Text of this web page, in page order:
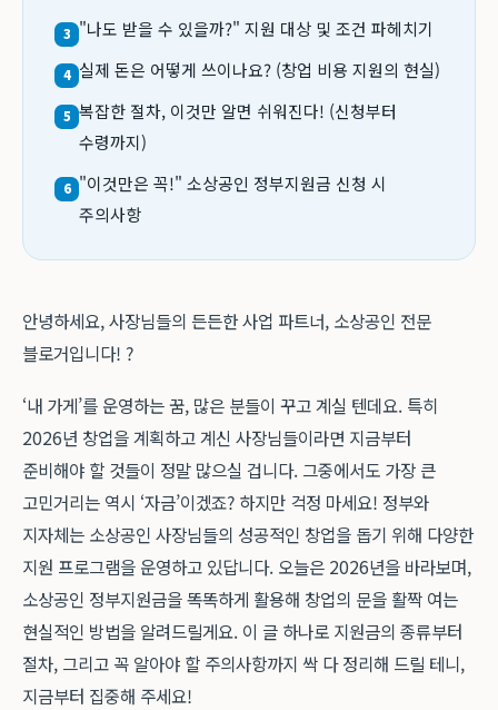
3 "나도 받을 수 있을까?" 지원 대상 및 조건 파헤치기
4 실제 돈은 어떻게 쓰이나요? (창업 비용 지원의 현실)
5 복잡한 절차, 이것만 알면 쉬워진다! (신청부터
수령까지)
6 "이것만은 꼭!" 소상공인 정부지원금 신청 시
주의사항
안녕하세요, 사장님들의 든든한 사업 파트너, 소상공인 전문
블로거입니다! ?
‘내 가게’를 운영하는 꿈, 많은 분들이 꾸고 계실 텐데요. 특히
2026년 창업을 계획하고 계신 사장님들이라면 지금부터
준비해야 할 것들이 정말 많으실 겁니다. 그중에서도 가장 큰
고민거리는 역시 ‘자금’이겠죠? 하지만 걱정 마세요! 정부와
지자체는 소상공인 사장님들의 성공적인 창업을 돕기 위해 다양한
지원 프로그램을 운영하고 있답니다. 오늘은 2026년을 바라보며,
소상공인 정부지원금을 똑똑하게 활용해 창업의 문을 활짝 여는
현실적인 방법을 알려드릴게요. 이 글 하나로 지원금의 종류부터
절차, 그리고 꼭 알아야 할 주의사항까지 싹 다 정리해 드릴 테니,
지금부터 집중해 주세요!